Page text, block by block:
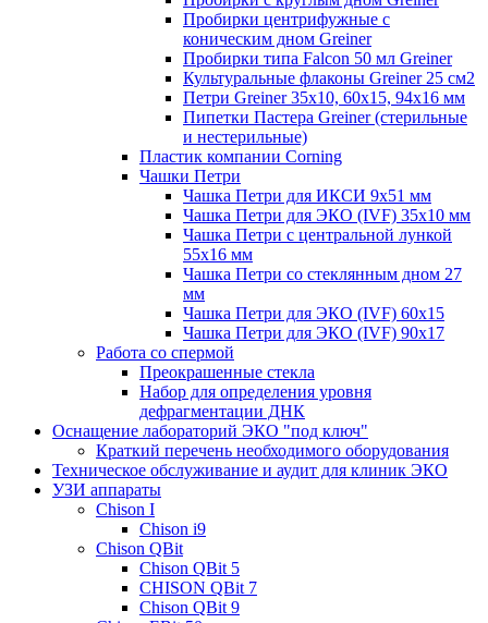
Пробирки центрифужные с
коническим дном Greiner
Пробирки типа Falcon 50 мл Greiner
Культуральные флаконы Greiner 25 см2
Петри Greiner 35х10, 60х15, 94х16 мм
Пипетки Пастера Greiner (стерильные
и нестерильные)
Пластик компании Corning
Чашки Петри
Чашка Петри для ИКСИ 9x51 мм
Чашка Петри для ЭКО (IVF) 35x10 мм
Чашка Петри с центральной лункой
55x16 мм
Чашка Петри со стеклянным дном 27
мм
Чашка Петри для ЭКО (IVF) 60х15
Чашка Петри для ЭКО (IVF) 90х17
Работа со спермой
Преокрашенные стекла
Набор для определения уровня
дефрагментации ДНК
Оснащение лабораторий ЭКО "под ключ"
Краткий перечень необходимого оборудования
Техническое обслуживание и аудит для клиник ЭКО
УЗИ аппараты
Chison I
Chison i9
Chison QBit
Chison QBit 5
CHISON QBit 7
Chison QBit 9